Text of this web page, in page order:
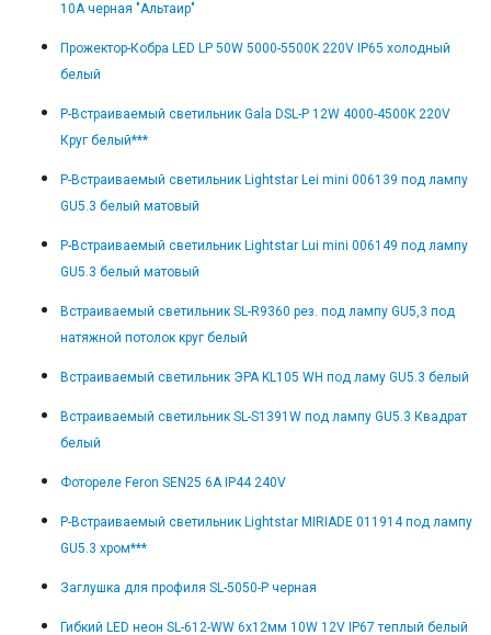
10А черная "Альтаир"
Прожектор-Кобра LED LP 50W 5000-5500K 220V IP65 холодный
белый
Р-Встраиваемый светильник Gala DSL-P 12W 4000-4500K 220V
Круг белый***
Р-Встраиваемый светильник Lightstar Lei mini 006139 под лампу
GU5.3 белый матовый
Р-Встраиваемый светильник Lightstar Lui mini 006149 под лампу
GU5.3 белый матовый
Встраиваемый светильник SL-R9360 рез. под лампу GU5,3 под
натяжной потолок круг белый
Встраиваемый светильник ЭРА KL105 WH под ламу GU5.3 белый
Встраиваемый светильник SL-S1391W под лампу GU5.3 Квадрат
белый
Фотореле Feron SEN25 6A IP44 240V
Р-Встраиваемый светильник Lightstar MIRIADE 011914 под лампу
GU5.3 хром***
Заглушка для профиля SL-5050-P черная
Гибкий LED неон SL-612-WW 6x12мм 10W 12V IP67 теплый белый